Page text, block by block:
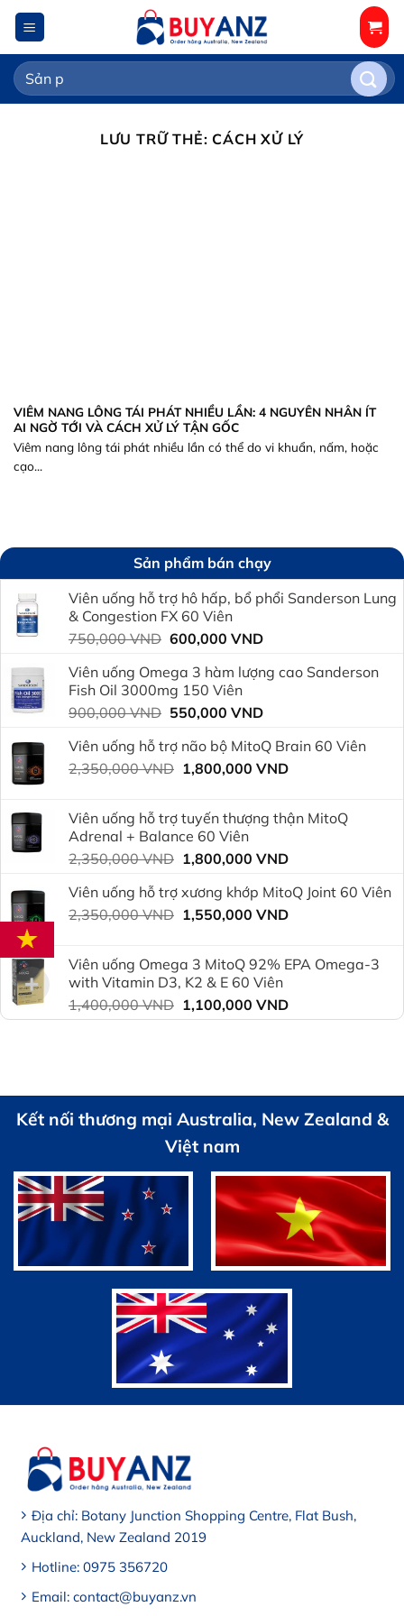
Chuyển
đến
nội
dung
Tìm
kiếm:
LƯU TRỮ THẺ:CÁCH XỬ LÝ
VIÊM NANG LÔNG TÁI PHÁT NHIỀU LẦN: 4 NGUYÊN NHÂN ÍT
AI NGỜ TỚI VÀ CÁCH XỬ LÝ TẬN GỐC
Viêm nang lông tái phát nhiều lần có thể do vi khuẩn, nấm, hoặc
cạo...
Sản phẩm bán chạy
Viên uống hỗ trợ hô hấp, bổ phổi Sanderson Lung
& Congestion FX 60 Viên
750,000VND Giá
là:
750,000 VND.
600,000 VNDGiá
tại
600,000 VND.
Viên uống Omega 3 hàm lượng cao Sanderson
Fish Oil 3000mg 150 Viên
900,000VND Giá
là:
900,000 VND.
550,000 VNDGiá
tại
là:
Viên uống hỗ trợ não bộ MitoQ Brain 60 Viên
2,350,000VND Giá
2,350,000 VND.
1,800,000 VNDGiá
là:
Viên uống hỗ trợ tuyến thượng thận MitoQ
Adrenal + Balance 60 Viên
2,350,000VND Giá
là:
2,350,000 VND.
1,800,000 VNDGiá
tại
là:
Viên uống hỗ trợ xương khớp MitoQ Joint 60 Viên
2,350,000VND Giá
2,350,000 VND.
1,550,000 VNDGiá
là:
Viên uống Omega 3 MitoQ 92% EPA Omega-3
with Vitamin D3, K2 & E 60 Viên
1,400,000VND Giá
gốc
1,100,000 VNDGiá
hiện
Kết nối thương mại Australia, New Zealand &
Việt nam
Địa chỉ: Botany Junction Shopping Centre, Flat Bush,
Auckland, New Zealand 2019
Hotline: 0975 356720
Email: contact@buyanz.vn